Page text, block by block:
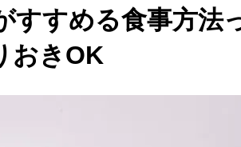
すすめる食事方法
おきOK